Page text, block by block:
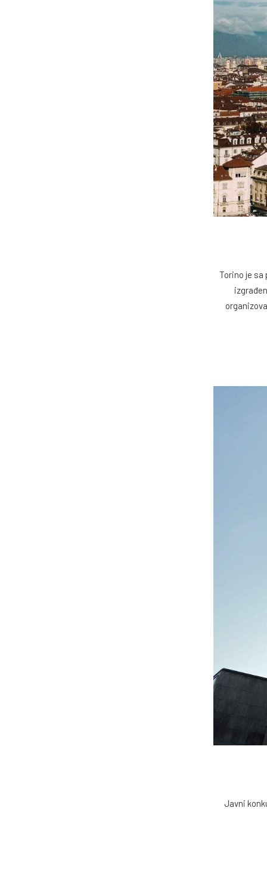
Torino je sa
Javni